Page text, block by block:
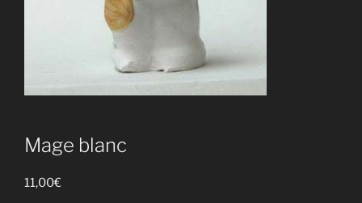
Mage blanc
11,00€